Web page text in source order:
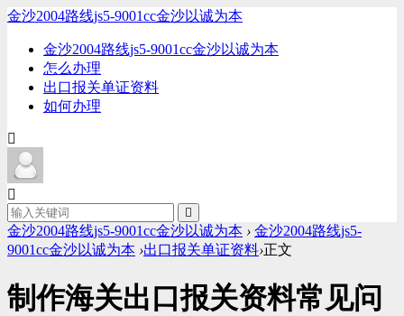
金沙2004路线js5-9001cc金沙以诚为本
金沙2004路线js5-9001cc金沙以诚为本
怎么办理
出口报关单证资料
如何办理
金沙2004路线js5-9001cc金沙以诚为本 › 金沙2004路线js5-
9001cc金沙以诚为本 ›出口报关单证资料›正文
制作海关出口报关资料常见问